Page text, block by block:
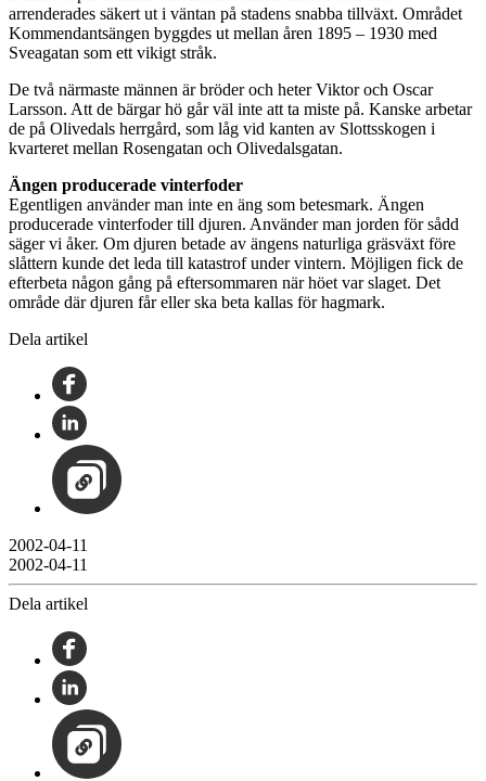
arrenderades säkert ut i väntan på stadens snabba tillväxt. Området
Kommendantsängen byggdes ut mellan åren 1895 – 1930 med
Sveagatan som ett vikigt stråk.
De två närmaste männen är bröder och heter Viktor och Oscar
Larsson. Att de bärgar hö går väl inte att ta miste på. Kanske arbetar
de på Olivedals herrgård, som låg vid kanten av Slottsskogen i
kvarteret mellan Rosengatan och Olivedalsgatan.
Ängen producerade vinterfoder
Egentligen använder man inte en äng som betesmark. Ängen
producerade vinterfoder till djuren. Använder man jorden för sådd
säger vi åker. Om djuren betade av ängens naturliga gräsväxt före
slåttern kunde det leda till katastrof under vintern. Möjligen fick de
efterbeta någon gång på eftersommaren när höet var slaget. Det
område där djuren får eller ska beta kallas för hagmark.
Dela artikel
2002-04-11
2002-04-11
Dela artikel